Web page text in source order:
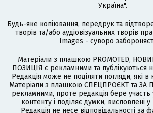
Україна".
Будь-яке копіювання, передрук та
творів та/або аудіовізуальних творів
Images - суворо
Матеріали з плашкою PROMOTED,
ПОЗИЦІЯ є рекламними та публікуються
Редакція може не поділяти погляди, які
Матеріали з плашкою СПЕЦПРОЄКТ та ЗА
рекламними, проте редакція бере участь
контенту і поділяє думки, висловлені
Редакція не несе відповідальності за